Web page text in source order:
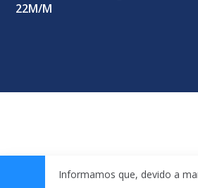
22M/M
Informamos que, devido a